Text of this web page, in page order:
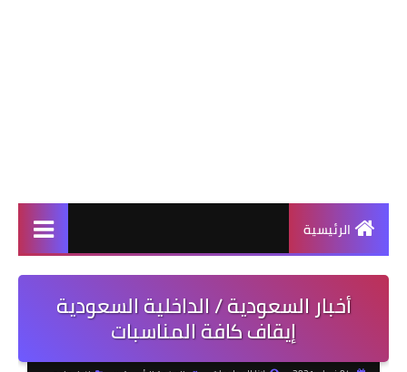
الرئيسية
أخبار السعودية / الداخلية السعودية
إيقاف كافة المناسبات